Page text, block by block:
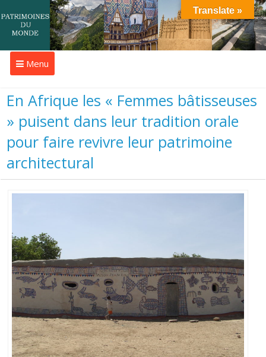
Menu
En Afrique les « Femmes bâtisseuses
» puisent dans leur tradition orale
pour faire revivre leur patrimoine
architectural
Translate »